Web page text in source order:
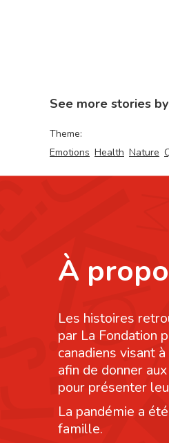
See more stories
Theme:
Emotions Health Nature
À
Les histoires
par La Fondation
canadiens visant
afin de donner
pour présenter
La pandémie a
famille.